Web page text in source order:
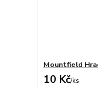
Mountfield
10 Kč/ks